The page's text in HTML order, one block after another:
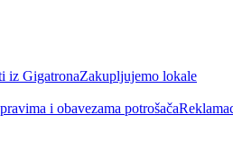
iz GigatronaZakupljujemo lokale
i obavezama potrošača